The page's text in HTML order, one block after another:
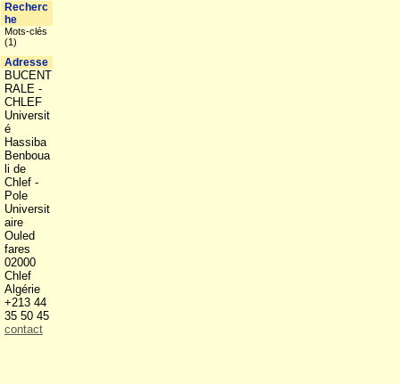
Recherc
he
Mots-clés
(1)
Adresse
BUCENT
RALE -
CHLEF
Universit
é
Hassiba
Benboua
li de
Chlef -
Pole
Universit
aire
Ouled
fares
02000
Chlef
Algérie
+213 44
35 50 45
contact